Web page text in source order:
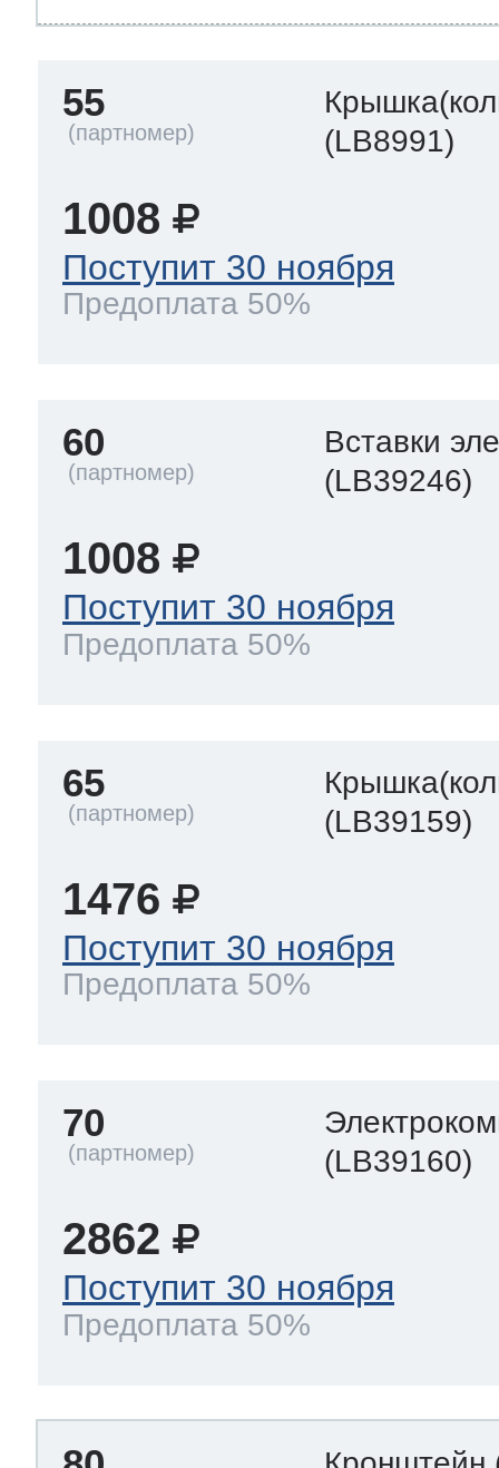
55
(LB8991)
1008
Поступит 30 ноября
Предоплата 50%
60
Вставки
(LB39246)
1008
Поступит 30 ноября
Предоплата 50%
65
(LB39159)
1476
Поступит 30 ноября
Предоплата 50%
70
(LB39160)
2862
Поступит 30 ноября
Предоплата 50%